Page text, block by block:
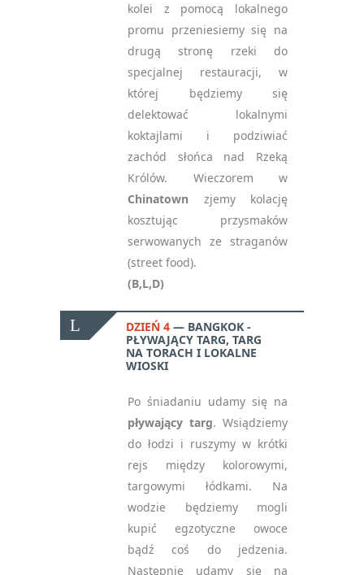
kolei z pomocą lokalnego
promu przeniesiemy się na
drugą stronę rzeki do
specjalnej restauracji, w
której będziemy się
delektować lokalnymi
koktajlami i podziwiać
zachód słońca nad Rzeką
Królów. Wieczorem w
Chinatown zjemy kolację
kosztując przysmaków
serwowanych ze straganów
(street food).
(B,L,D)
DZIEŃ 4
BANGKOK -
PŁYWAJĄCY TARG, TARG
NA TORACH I LOKALNE
WIOSKI
Po śniadaniu udamy się na
pływający targ. Wsiądziemy
do łodzi i ruszymy w krótki
rejs między kolorowymi,
targowymi łódkami. Na
wodzie będziemy mogli
kupić egzotyczne owoce
bądź coś do jedzenia.
Następnie udamy się na